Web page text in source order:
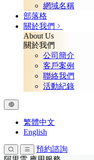
網域名稱
部落格
關於我們
About Us
關於我們
公司簡介
客戶案例
聯絡我們
活動紀錄
繁體中文
English
預約諮詢